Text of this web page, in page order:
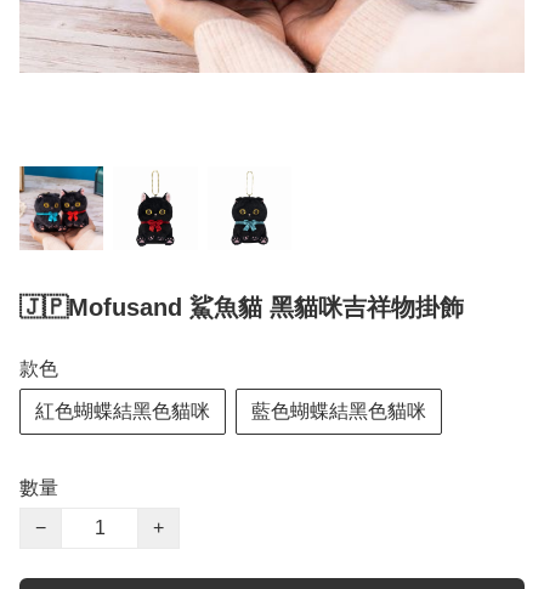
🇯🇵Mofusand 鯊魚貓 黑貓咪吉祥物掛飾
款色
紅色蝴蝶結黑色貓咪 藍色蝴蝶結黑色貓咪
數量
−
+